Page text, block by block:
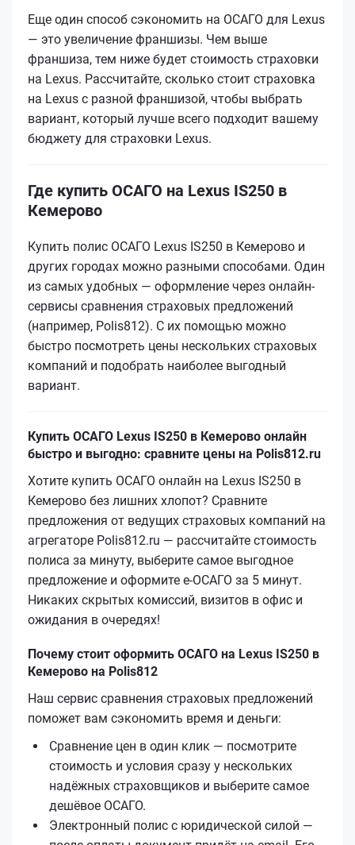
Еще один способ сэкономить на ОСАГО для Lexus
— это увеличение франшизы. Чем выше
франшиза, тем ниже будет стоимость страховки
на Lexus. Рассчитайте, сколько стоит страховка
на Lexus с разной франшизой, чтобы выбрать
вариант, который лучше всего подходит вашему
бюджету для страховки Lexus.
Где купить ОСАГО на Lexus IS250 в
Кемерово
Купить полис ОСАГО Lexus IS250 в Кемерово и
других городах можно разными способами. Один
из самых удобных — оформление через онлайн-
сервисы сравнения страховых предложений
(например, Polis812). С их помощью можно
быстро посмотреть цены нескольких страховых
компаний и подобрать наиболее выгодный
вариант.
Купить ОСАГО Lexus IS250 в Кемерово онлайн
быстро и выгодно: сравните цены на Polis812.ru
Хотите купить ОСАГО онлайн на Lexus IS250 в
Кемерово без лишних хлопот? Сравните
предложения от ведущих страховых компаний на
агрегаторе Polis812.ru — рассчитайте стоимость
полиса за минуту, выберите самое выгодное
предложение и оформите е‑ОСАГО за 5 минут.
Никаких скрытых комиссий, визитов в офис и
ожидания в очередях!
Почему стоит оформить ОСАГО на Lexus IS250 в
Кемерово на Polis812
Наш сервис сравнения страховых предложений
поможет вам сэкономить время и деньги:
Сравнение цен в один клик — посмотрите
стоимость и условия сразу у нескольких
надёжных страховщиков и выберите самое
дешёвое ОСАГО.
Электронный полис с юридической силой —